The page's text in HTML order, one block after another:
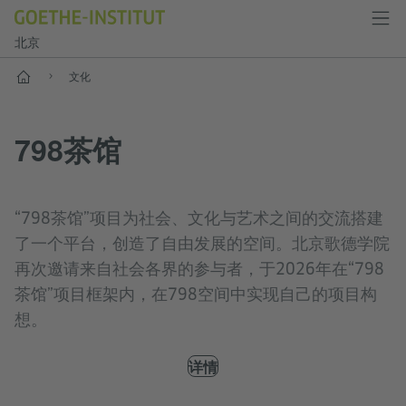
北京
首页 文化
798茶馆
“798茶馆”项目为社会、文化与艺术之间的交流搭建
了一个平台，创造了自由发展的空间。北京歌德学院
再次邀请来自社会各界的参与者，于2026年在“798
茶馆”项目框架内，在798空间中实现自己的项目构
想。
详情